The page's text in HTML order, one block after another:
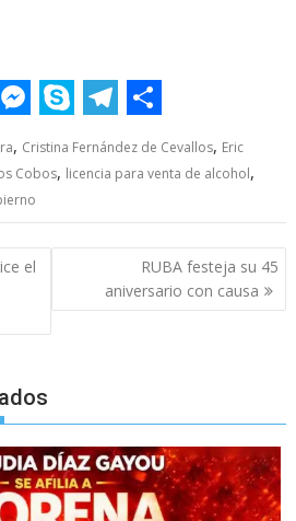
S
k
p
T
e
e
r
S
h
r
e
, Cristina Fernández de Cevallos, Eric
Cobos, licencia para venta de alcohol,
el
RUBA festeja su 45
aniversario con causa